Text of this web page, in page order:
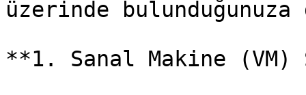
üzerinde
**1. Sanal Makine